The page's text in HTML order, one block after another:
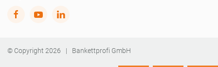
© Copyright 2026 | Bankettprofi GmbH